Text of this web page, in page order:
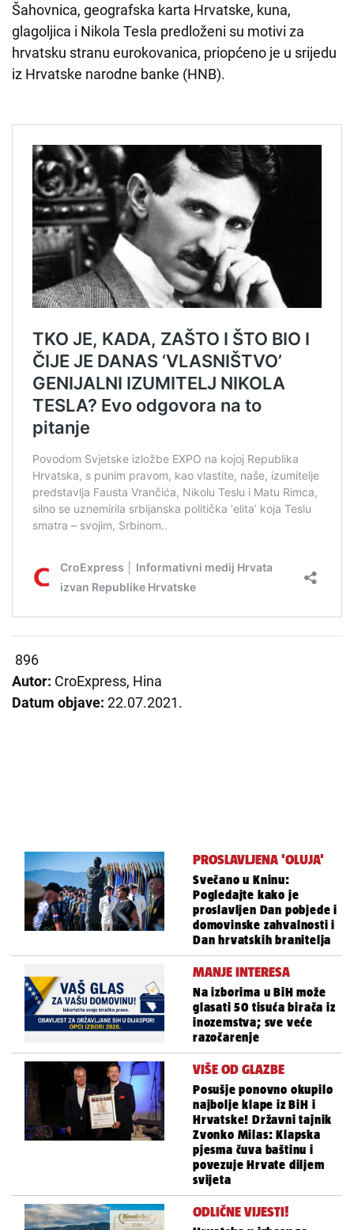
Šahovnica, geografska karta Hrvatske, kuna,
glagoljica i Nikola Tesla predloženi su motivi za
hrvatsku stranu eurokovanica, priopćeno je u srijedu
iz Hrvatske narodne banke (HNB).
896
Autor: CroExpress, Hina
Datum objave: 22.07.2021.
PROSLAVLJENA 'OLUJA'
Svečano u Kninu:
Pogledajte kako je
proslavljen Dan pobjede i
domovinske zahvalnosti i
Dan hrvatskih branitelja
MANJE INTERESA
Na izborima u BiH može
glasati 50 tisuća birača iz
inozemstva; sve veće
razočarenje
VIŠE OD GLAZBE
Posušje ponovno okupilo
najbolje klape iz BiH i
Hrvatske! Državni tajnik
Zvonko Milas: Klapska
pjesma čuva baštinu i
povezuje Hrvate diljem
svijeta
ODLIČNE VIJESTI!